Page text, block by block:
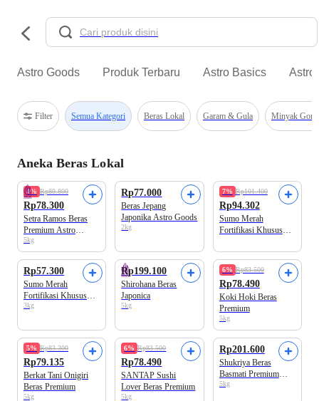
Astro Goods Produk Terbaru Astro Basics Astro
Filter Semua Kategori Beras Lokal Garam & Gula Minyak
Aneka Beras Lokal
4% Rp80.800
Rp78.300
Setra Ramos Beras
Premium Astro
Goods
5kg
Rp77.000
Beras Jepang
Japonika Astro Goods
2kg
7% Rp101.400
Rp94.302
Sumo Merah
Fortifikasi Khusus
Formula Baru!
Rp57.300
Sumo Merah
Fortifikasi Khusus
Beras Premium
3kg
Rp199.100
Shirohana Beras
Japonica
5kg
6% Rp83.500
Rp78.490
Koki Hoki Beras
Premium
5kg
5% Rp83.300
Rp79.135
Berkat Tani Onigiri
Beras Premium
5kg
6% Rp83.500
Rp78.490
SANTAP Sushi
Lover Beras Premium
5kg
Rp201.600
Shukriya Beras
Basmati Premium
Gold 1121
5kg